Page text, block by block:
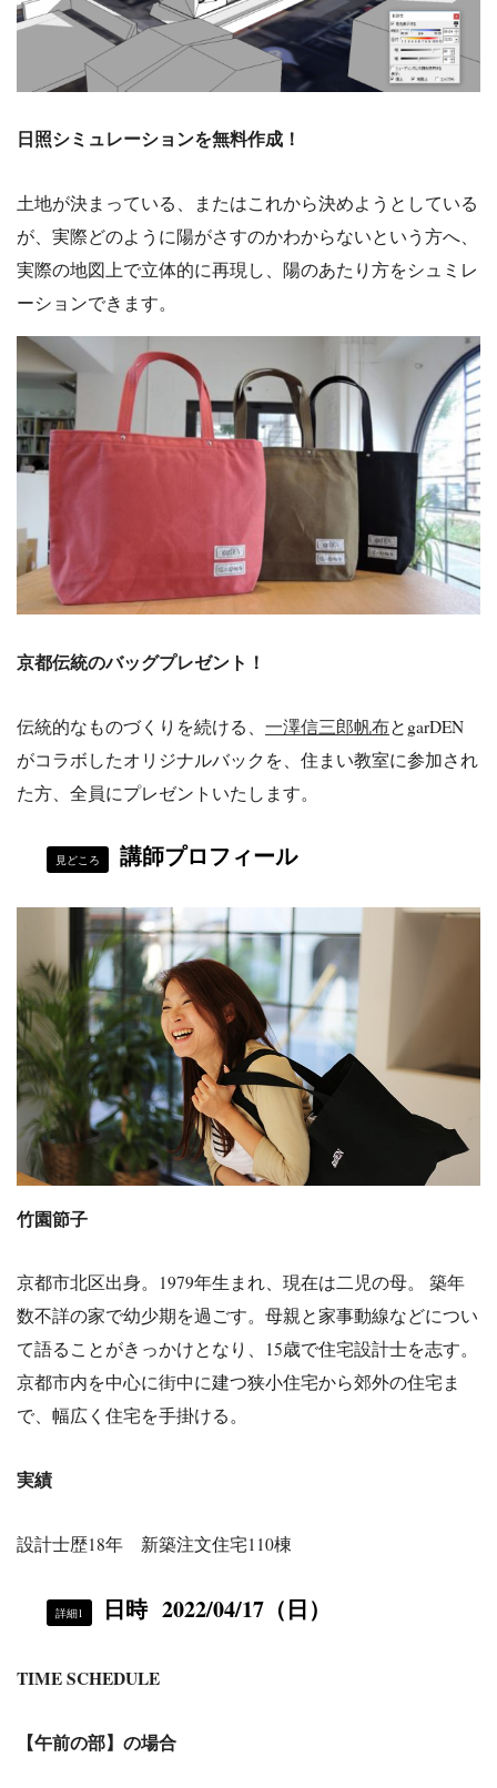
日照シミュレーションを無料作成！
土地が決まっている、またはこれから決めようとしている
が、実際どのように陽がさすのかわからないという方へ、
実際の地図上で立体的に再現し、陽のあたり方をシュミレ
ーションできます。
京都伝統のバッグプレゼント！
伝統的なものづくりを続ける、 一澤信三郎帆布とgarDEN
がコラボしたオリジナルバックを、住まい教室に参加され
た方、全員にプレゼントいたします。
見どころ 講師プロフィール
竹園節子
京都市北区出身。1979年生まれ、現在は二児の母。 築年
数不詳の家で幼少期を過ごす。母親と家事動線などについ
て語ることがきっかけとなり、15歳で住宅設計士を志す。
京都市内を中心に街中に建つ狭小住宅から郊外の住宅ま
で、幅広く住宅を手掛ける。
実績
設計士歴18年 新築注文住宅110棟
詳細1 日時 2022/04/17 （日）
TIME SCHEDULE
【午前の部】の場合